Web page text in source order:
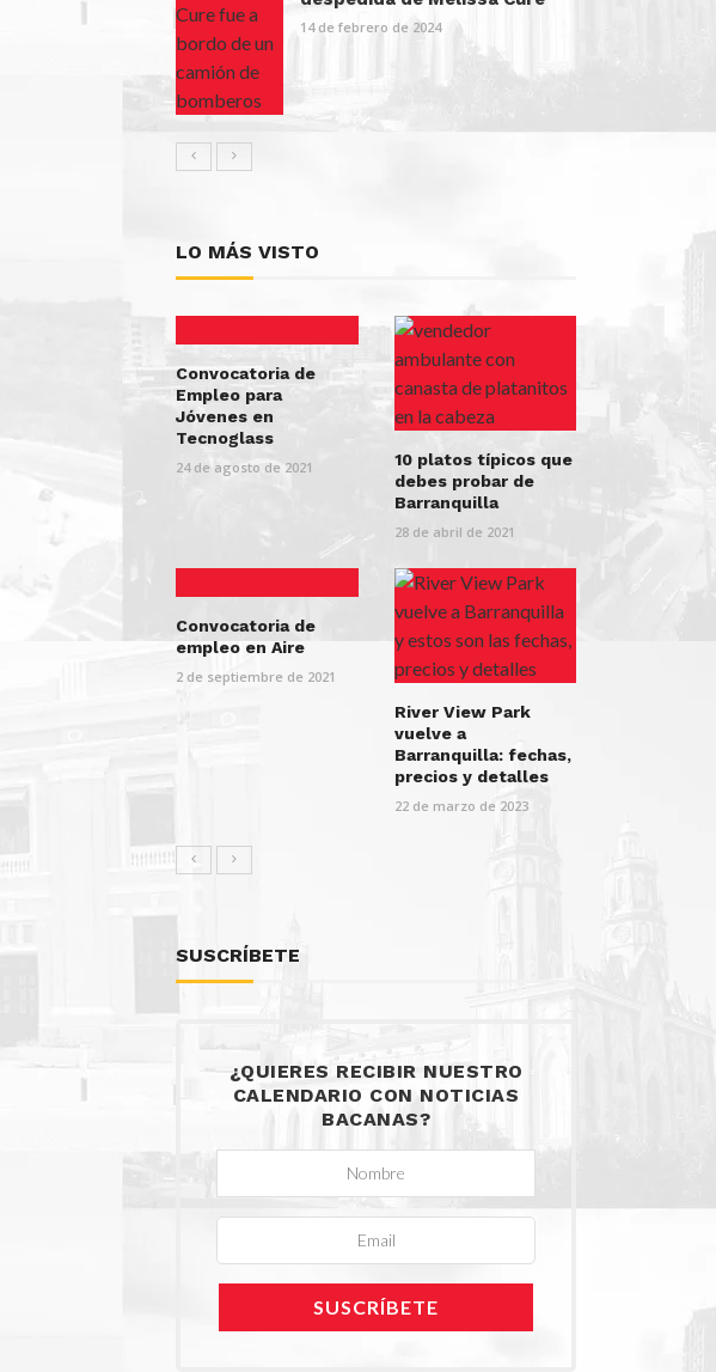
14 de febrero de 2024
LO MÁS VISTO
Convocatoria de
Empleo para
Jóvenes en
Tecnoglass
24 de agosto de 2021
10 platos típicos que
debes probar de
Barranquilla
28 de abril de 2021
Convocatoria de
empleo en Aire
2 de septiembre de 2021
River View Park
vuelve a
Barranquilla: fechas,
precios y detalles
22 de marzo de 2023
SUSCRÍBETE
¿QUIERES RECIBIR NUESTRO
CALENDARIO CON NOTICIAS
BACANAS?